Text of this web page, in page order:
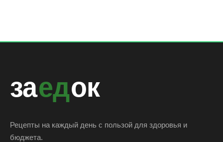
заедок
Рецепты на каждый день с пользой для здоровья и
бюджета.